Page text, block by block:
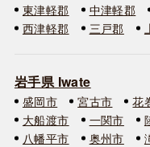
東津軽郡
中津軽郡
西津軽郡
三戸郡
岩手県 Iwate
盛岡市 宮古市 花
大船渡市
一関市
八幡平市
奥州市